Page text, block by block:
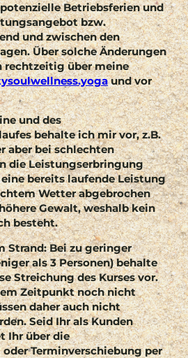
Betriebsferien und
bzw.
und zwischen den
Über solche Änderungen
rechtzeitig über meine
und vor
und des
behalte ich mir vor, z.B.
aber bei schlechten
die Leistungserbringung
bereits laufende Leistung
Wetter abgebrochen
Gewalt, weshalb kein
besteht.
Strand:Bei zu geringer
als 3 Personen) behalte
Streichung des Kurses vor.
Zeitpunkt noch nicht
daher auch nicht
Seid Ihr als Kunden
Ihr über die
Terminverschiebung per